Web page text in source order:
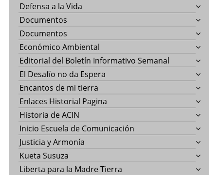
Defensa a la Vida
Documentos
Documentos
Económico Ambiental
Editorial del Boletín Informativo Semanal
El Desafío no da Espera
Encantos de mi tierra
Enlaces Historial Pagina
Historia de ACIN
Inicio Escuela de Comunicación
Justicia y Armonía
Kueta Susuza
Liberta para la Madre Tierra